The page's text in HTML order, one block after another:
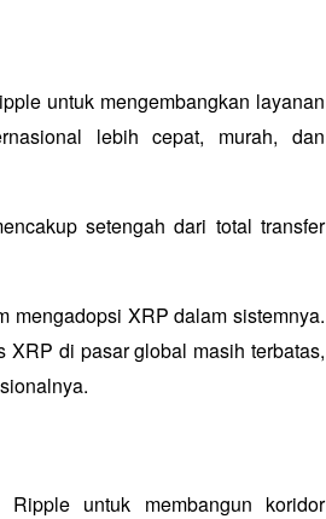
untuk mengembangkan layanan
lebih cepat, murah, dan
setengah dari total transfer
mengadopsi XRP dalam sistemnya.
di pasar global masih terbatas,
untuk membangun koridor